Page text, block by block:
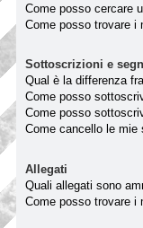
Come posso cercare
Come posso trovare i
Sottoscrizioni e
Qual è la differenza
Come posso
Come posso
Come cancello le mie
Allegati
Quali allegati sono
Come posso trovare i